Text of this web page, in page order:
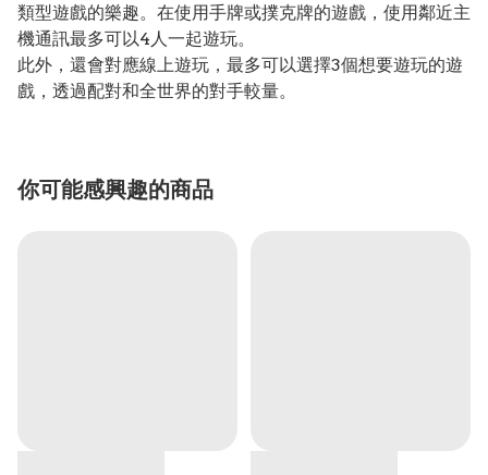
類型遊戲的樂趣。在使用手牌或撲克牌的遊戲，使用鄰近主
機通訊最多可以4人一起遊玩。
此外，還會對應線上遊玩，最多可以選擇3個想要遊玩的遊
戲，透過配對和全世界的對手較量。
你可能感興趣的商品